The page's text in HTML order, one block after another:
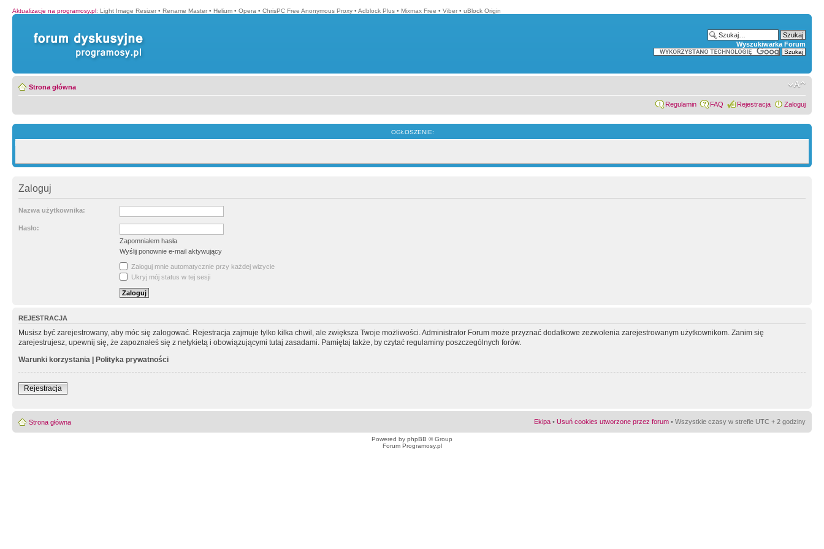
Aktualizacje na programosy.pl: Light Image Resizer • Rename Master • Helium • Opera • ChrisPC Free Anonymous Proxy • Adblock Plus • Mixmax Free • Viber • uBlock Origin
Wyszukiwarka Forum
Strona główna
Regulamin FAQ Rejestracja Zaloguj
OGŁOSZENIE:
Zaloguj
Nazwa użytkownika:
Hasło:
Zapomniałem hasła
Wyślij ponownie e-mail aktywujący
Zaloguj mnie automatycznie przy każdej wizycie
Ukryj mój status w tej sesji
REJESTRACJA
Musisz być zarejestrowany, aby móc się zalogować. Rejestracja zajmuje tylko kilka chwil, ale zwiększa Twoje możliwości. Administrator Forum może przyznać dodatkowe zezwolenia zarejestrowanym użytkownikom. Zanim się
zarejestrujesz, upewnij się, że zapoznałeś się z netykietą i obowiązującymi tutaj zasadami. Pamiętaj także, by czytać regulaminy poszczególnych forów.
Warunki korzystania | Polityka prywatności
Rejestracja
Strona główna Ekipa • Usuń cookies utworzone przez forum • Wszystkie czasy w strefie UTC + 2 godziny
Powered by phpBB © Group
Forum Programosy.pl